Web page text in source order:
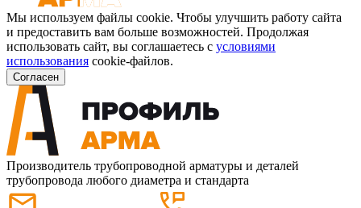
Мы используем файлы cookie. Чтобы улучшить работу сайта
и предоставить вам больше возможностей. Продолжая
использовать сайт, вы соглашаетесь с условиями
использования cookie-файлов.
Согласен
Производитель трубопроводной арматуры и деталей
трубопровода любого диаметра и стандарта